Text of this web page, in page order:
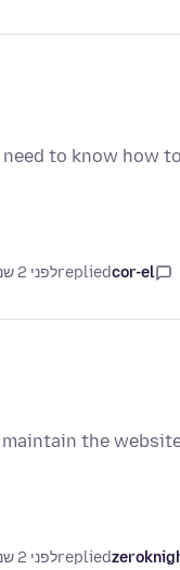
to know how
cor-el
repliedלפני 2 שנים
the
repliedלפני 2 שנים